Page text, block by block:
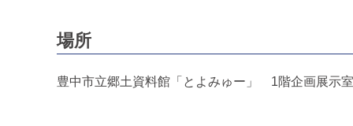
場所
豊中市立郷土資料館「とよみゅー」 1階企画展示室